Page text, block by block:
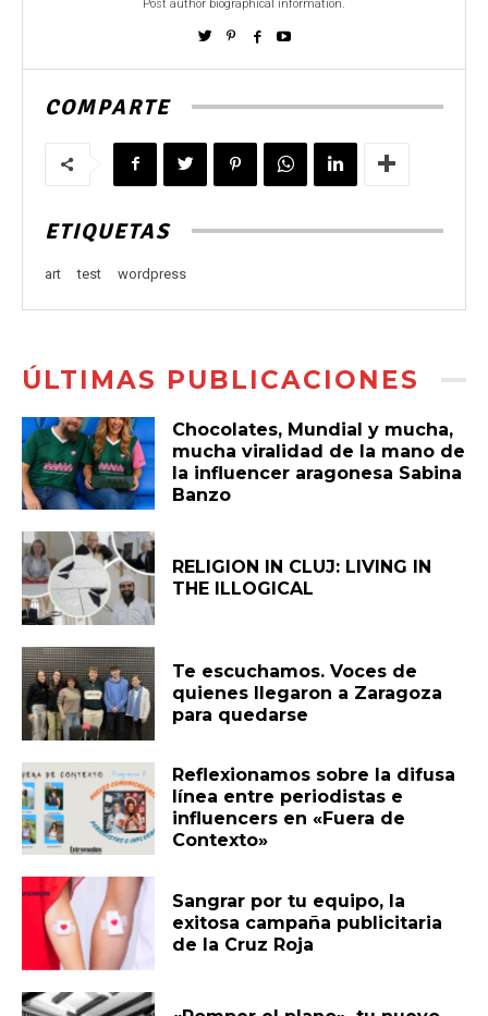
Post author biographical information.
COMPARTE
ETIQUETAS
art test wordpress
ÚLTIMAS PUBLICACIONES
Chocolates, Mundial y mucha,
mucha viralidad de la mano de
la influencer aragonesa Sabina
Banzo
RELIGION IN CLUJ: LIVING IN
THE ILLOGICAL
Te escuchamos. Voces de
quienes llegaron a Zaragoza
para quedarse
Reflexionamos sobre la difusa
línea entre periodistas e
influencers en «Fuera de
Contexto»
Sangrar por tu equipo, la
exitosa campaña publicitaria
de la Cruz Roja